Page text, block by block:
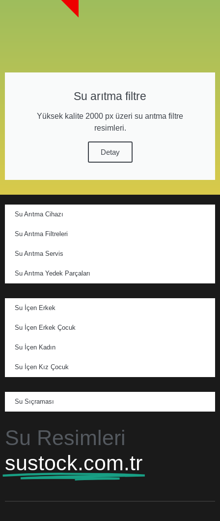
Su arıtma filtre
Yüksek kalite 2000 px üzeri su arıtma filtre
resimleri.
Detay
Su Arıtma Cihazı
Su Arıtma Filtreleri
Su Arıtma Servis
Su Arıtma Yedek Parçaları
Su İçen Erkek
Su İçen Erkek Çocuk
Su İçen Kadın
Su İçen Kız Çocuk
Su Sıçraması
Su Resimleri
sustock.com.tr